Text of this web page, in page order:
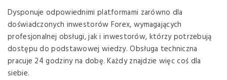
Dysponuje odpowiednimi platformami zarówno dla
doświadczonych inwestorów Forex, wymagających
profesjonalnej obsługi, jak i inwestorów, którzy potrzebują
dostępu do podstawowej wiedzy. Obsługa techniczna
pracuje 24 godziny na dobę. Każdy znajdzie więc coś dla
siebie.